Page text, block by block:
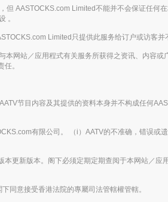
AASTOCKS.com Limited不能并不会保证任
。
Limited只提供此服务给订户或访客并
网站／应用程式有关服务所获得之资讯、内容
。
节目内容及其提供的资料本身并不构成任何
有限公司。 （i）AATV的不准确，错误
更新版本。阁下必须定期定期查阅于本网站／
同意接受香港法院的專屬司法管轄權管轄。